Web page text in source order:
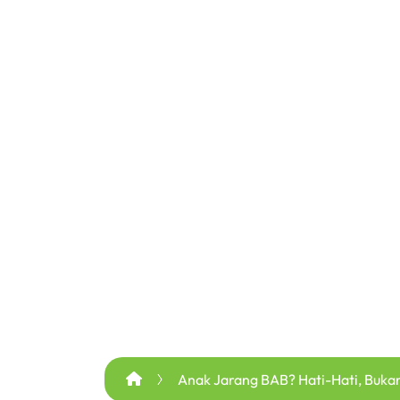
Anak Jarang BAB? Hati-Hati,